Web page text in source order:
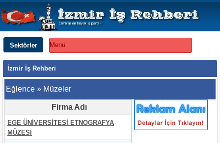
Sektörler Menü
İzmir İş Rehberi
Eğlence » Müzeler
Firma Adı
EGE ÜNİVERSİTESİ ETNOGRAFYA
MÜZESİ